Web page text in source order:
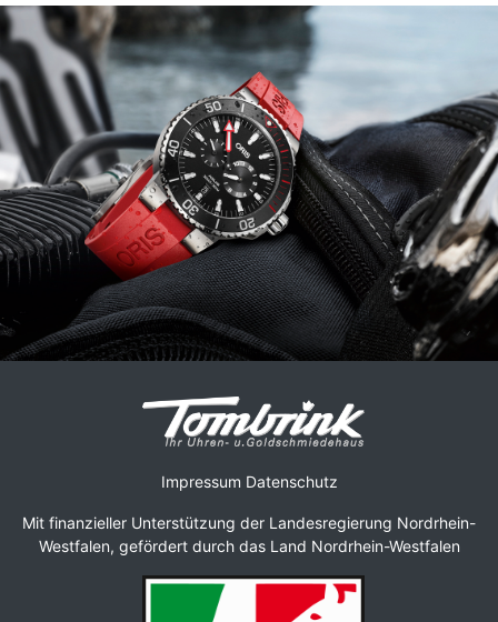
Impressum Datenschutz
Mit finanzieller Unterstützung der Landesregierung Nordrhein-
Westfalen, gefördert durch das Land Nordrhein-Westfalen